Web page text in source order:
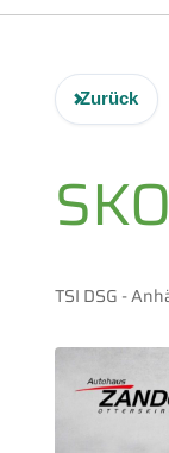
Zurück
TSI DSG -